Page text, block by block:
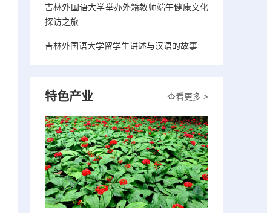
吉林外国语大学举办外籍教师端午健康文化
探访之旅
吉林外国语大学留学生讲述与汉语的故事
查看更多 >
特色产业